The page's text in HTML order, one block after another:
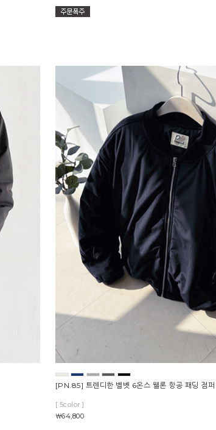
[PN.85] 트렌디한 벨벳 6온스 웰론 항공 패딩 점퍼
[ 5color ]
￦64,800